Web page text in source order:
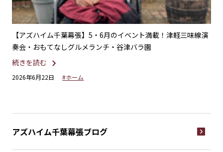
軽三味線演 【アズハイム千葉幕張】笑顔いっぱい！グルメランチ＆
レクリエーション＆エビの赤ちゃん
続きを読む
2026年5月26日
アズハイム千葉幕張ブログ